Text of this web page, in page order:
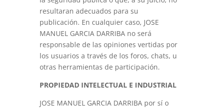
resultaran adecuados para su
publicación. En cualquier caso, JOSE
MANUEL GARCIA DARRIBA no será
responsable de las opiniones vertidas por
los usuarios a través de los foros, chats, u
otras herramientas de participación.
PROPIEDAD INTELECTUAL E INDUSTRIAL
JOSE MANUEL GARCIA DARRIBA por sí o